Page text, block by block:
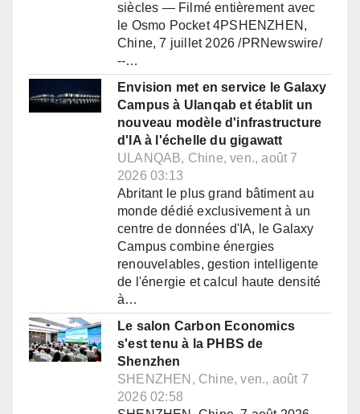
siècles — Filmé entièrement avec
le Osmo Pocket 4PSHENZHEN,
Chine, 7 juillet 2026 /PRNewswire/
--…
Envision met en service le Galaxy
Campus à Ulanqab et établit un
nouveau modèle d'infrastructure
d'IA à l'échelle du gigawatt
ULANQAB, Chine, ven., août 7
2026 03:13
Abritant le plus grand bâtiment au
monde dédié exclusivement à un
centre de données d'IA, le Galaxy
Campus combine énergies
renouvelables, gestion intelligente
de l'énergie et calcul haute densité
à…
Le salon Carbon Economics
s'est tenu à la PHBS de
Shenzhen
SHENZHEN, Chine, ven., août 7
2026 02:58